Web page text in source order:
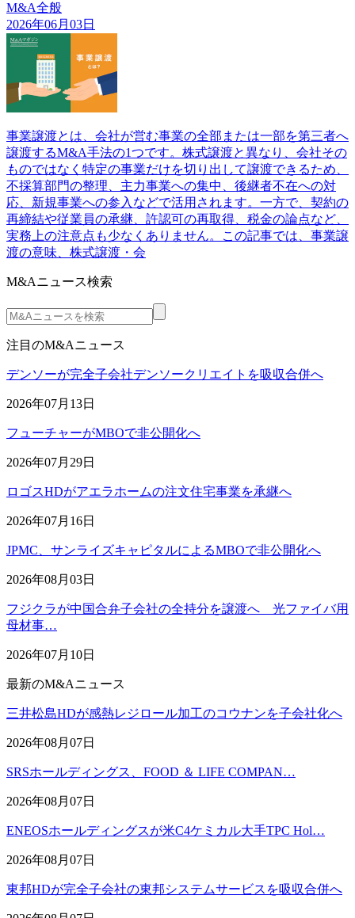
M&A全般
2026年06月03日
事業譲渡とは、会社が営む事業の全部または一部を第三者へ
譲渡するM&A手法の1つです。株式譲渡と異なり、会社その
ものではなく特定の事業だけを切り出して譲渡できるため、
不採算部門の整理、主力事業への集中、後継者不在への対
応、新規事業への参入などで活用されます。一方で、契約の
再締結や従業員の承継、許認可の再取得、税金の論点など、
実務上の注意点も少なくありません。この記事では、事業譲
渡の意味、株式譲渡・会
M&Aニュース検索
注目のM&Aニュース
デンソーが完全子会社デンソークリエイトを吸収合併へ
2026年07月13日
フューチャーがMBOで非公開化へ
2026年07月29日
ロゴスHDがアエラホームの注文住宅事業を承継へ
2026年07月16日
JPMC、サンライズキャピタルによるMBOで非公開化へ
2026年08月03日
フジクラが中国合弁子会社の全持分を譲渡へ 光ファイバ用
母材事…
2026年07月10日
最新のM&Aニュース
三井松島HDが感熱レジロール加工のコウナンを子会社化へ
2026年08月07日
SRSホールディングス、FOOD ＆ LIFE COMPAN…
2026年08月07日
ENEOSホールディングスが米C4ケミカル大手TPC Hol…
2026年08月07日
東邦HDが完全子会社の東邦システムサービスを吸収合併へ